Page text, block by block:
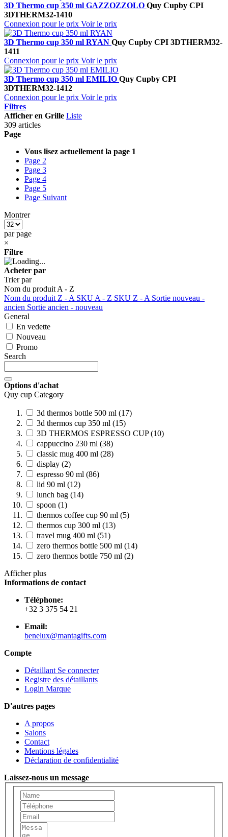
3D Thermo cup 350 ml GAZZOZZOLO Quy Cupby CPI
3DTHERM32-1410
Connexion pour le prix Voir le prix
3D Thermo cup 350 ml RYAN Quy Cupby CPI 3DTHERM32-
1411
Connexion pour le prix Voir le prix
3D Thermo cup 350 ml EMILIO Quy Cupby CPI
3DTHERM32-1412
Connexion pour le prix Voir le prix
Filtres
Afficher en Grille Liste
309 articles
Page
Vous lisez actuellement la page 1
Page 2
Page 3
Page 4
Page 5
Page Suivant
Montrer
par page
×
Filtre
Acheter par
Trier par
Nom du produit A - Z
Nom du produit Z - A SKU A - Z SKU Z - A Sortie nouveau -
ancien Sortie ancien - nouveau
General
En vedette
Nouveau
Promo
Search
Options d'achat
Quy cup Category
3d thermos bottle 500 ml (17)
3d thermos cup 350 ml (15)
3D THERMOS ESPRESSO CUP (10)
cappuccino 230 ml (38)
classic mug 400 ml (28)
display (2)
espresso 90 ml (86)
lid 90 ml (12)
lunch bag (14)
spoon (1)
thermos coffee cup 90 ml (5)
thermos cup 300 ml (13)
travel mug 400 ml (51)
zero thermos bottle 500 ml (14)
zero thermos bottle 750 ml (2)
Afficher plus
Informations de contact
Téléphone:
+32 3 375 54 21
Email:
benelux@mantagifts.com
Compte
Détaillant Se connecter
Registre des détaillants
Login Marque
D'autres pages
A propos
Salons
Contact
Mentions légales
Déclaration de confidentialité
Laissez-nous un message